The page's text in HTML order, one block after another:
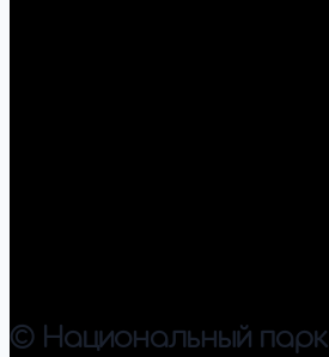
© Национальный парк